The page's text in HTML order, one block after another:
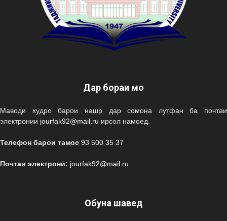
Дар бораи мо
Маводи худро барои нашр дар сомона лутфан ба почтаи
электронии jourfak92@mail.ru ирсол намоед.
Телефон барои тамос 93 500 35 37
Почтаи электронӣ: jourfak92@mail.ru
Обуна шавед